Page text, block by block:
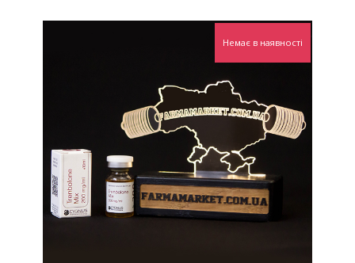
Немає в наявності